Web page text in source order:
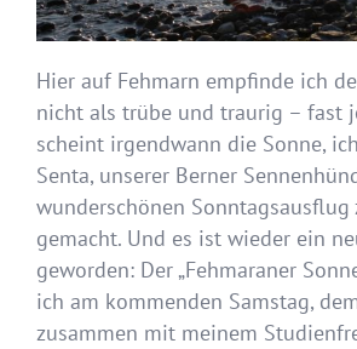
Hier auf Fehmarn empfinde ich
nicht als trübe und traurig – fast
scheint irgendwann die Sonne,
Senta, unserer Berner
wunderschönen Sonntagsausflug
gemacht. Und es ist wieder ein
geworden: Der „Fehmaraner
ich am kommenden Samstag,
zusammen mit meinem